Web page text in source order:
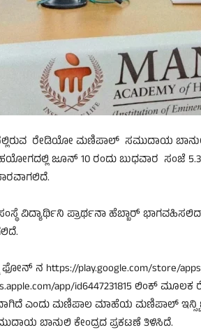
ರೇಡಿಯೋ ಮಣಿಪಾಲ್ ಸಮುದಾಯ ಬಾನುಲಿ
ಜೂನ್ 10 ರಂದು ಬುಧವಾರ ಸಂಜೆ
ವಿದ್ಯಾರ್ಥಿನಿ ಪ್ರಾರ್ಥನಾ ಹೆಬ್ಬಾರ್
ನ https://play.google.com/store/apps/
app/id6447231815 ಲಿಂಕ್
ಎಂದು ಮಣಿಪಾಲ ಮಾಹೆಯ ಮಣಿಪಾಲ್
ಬಾನುಲಿ ಕೇಂದ್ರದ ಪ್ರಕಟಣೆ ತಿಳಿಸಿದೆ.